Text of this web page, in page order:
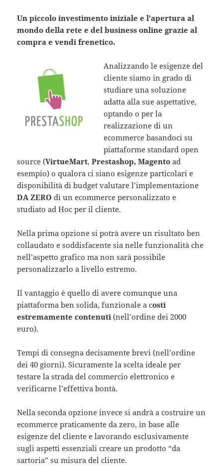
Un piccolo investimento iniziale e l’apertura al
mondo della rete e del business online grazie al
compra e vendi frenetico.
Analizzando le esigenze del
cliente siamo in grado di
studiare una soluzione
adatta alla sue aspettative,
optando o per la
realizzazione di un
ecommerce basandoci su
piattaforme standard open
source (VirtueMart,Prestashop, Magento ad
esempio) o qualora ci siano esigenze particolari e
disponibilità di budget valutare l’implementazione
DA ZEROdi un ecommerce personalizzato e
studiato ad Hoc per il cliente.
Nella prima opzione si potrà avere un risultato ben
collaudato e soddisfacente sia nelle funzionalità che
nell’aspetto grafico ma non sarà possibile
personalizzarlo a livello estremo.
Il vantaggio è quello di avere comunque una
piattaforma ben solida, funzionale a costi
estremamente contenuti (nell’ordine dei 2000
euro).
Tempi di consegna decisamente brevi (nell’ordine
dei 40 giorni). Sicuramente la scelta ideale per
testare la strada del commercio elettronico e
verificarne l’effettiva bontà.
Nella seconda opzione invece si andrà a costruire un
ecommerce praticamente da zero, in base alle
esigenze del cliente e lavorando esclusivamente
sugli aspetti essenziali creare un prodotto “da
sartoria” su misura del cliente.